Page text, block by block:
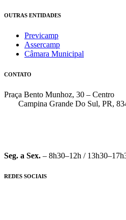
OUTRAS ENTIDADES
Previcamp
Assercamp
Câmara Municipal
CONTATO
Praça Bento Munhoz, 30 – Centro
Campina Grande Do Sul, PR,
Seg. a Sex. – 8h30–12h /
REDES SOCIAIS